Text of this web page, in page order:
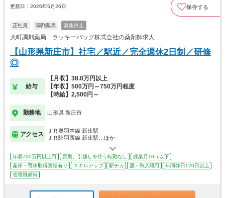
更新日：2026年5月26日 保存する
正社員 調剤薬局 募集停止
大町調剤薬局 ラッキーバッグ株式会社の薬剤師求人
【山形県新庄市】社宅／駅近／完全週休2日制／研修
◎
給与
【月収】38.0万円以上
【年収】500万円～750万円程度
【時給】2,500円～
勤務地 山形県 新庄市
アクセス
ＪＲ奥羽本線 新庄駅
ＪＲ陸羽西線 新庄駅…ほか
年収700万円以上可 原則、引越しを伴う転勤なし
残業月10ｈ以下
産休・育休取得実績有り
スキルアップ 駅チカ 夏～秋入職可
年間休日120日以上
管理職候補